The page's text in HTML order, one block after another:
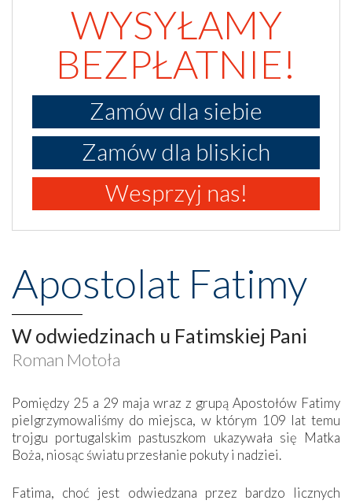
WYSYŁAMY
BEZPŁATNIE!
Zamów dla siebie
Zamów dla bliskich
Wesprzyj nas!
Apostolat Fatimy
W odwiedzinach u Fatimskiej Pani
Roman Motoła
Pomiędzy 25 a 29 maja wraz z grupą Apostołów Fatimy
pielgrzymowaliśmy do miejsca, w którym 109 lat temu
trojgu portugalskim pastuszkom ukazywała się Matka
Boża, niosąc światu przesłanie pokuty i nadziei.
Fatima, choć jest odwiedzana przez bardzo licznych